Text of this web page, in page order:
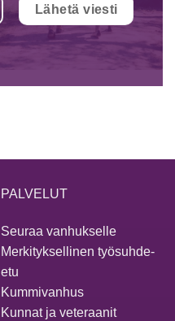
Lähetä viesti
PALVELUT
Seuraa vanhukselle
Merkityksellinen työsuhde-
etu
Kummivanhus
Kunnat ja veteraanit